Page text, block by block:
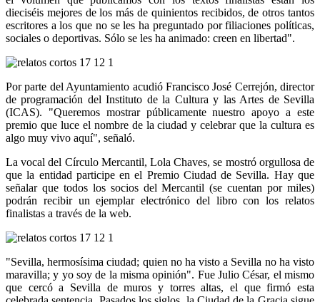
dieciséis mejores de los más de quinientos recibidos, de otros tantos
escritores a los que no se les ha preguntado por filiaciones políticas,
sociales o deportivas. Sólo se les ha animado: creen en libertad".
Por parte del Ayuntamiento acudió Francisco José Cerrejón, director
de programación del Instituto de la Cultura y las Artes de Sevilla
(ICAS). "Queremos mostrar públicamente nuestro apoyo a este
premio que luce el nombre de la ciudad y celebrar que la cultura es
algo muy vivo aquí", señaló.
La vocal del Círculo Mercantil, Lola Chaves, se mostró orgullosa de
que la entidad participe en el Premio Ciudad de Sevilla. Hay que
señalar que todos los socios del Mercantil (se cuentan por miles)
podrán recibir un ejemplar electrónico del libro con los relatos
finalistas a través de la web.
"Sevilla, hermosísima ciudad; quien no ha visto a Sevilla no ha visto
maravilla; y yo soy de la misma opinión". Fue Julio César, el mismo
que cercó a Sevilla de muros y torres altas, el que firmó esta